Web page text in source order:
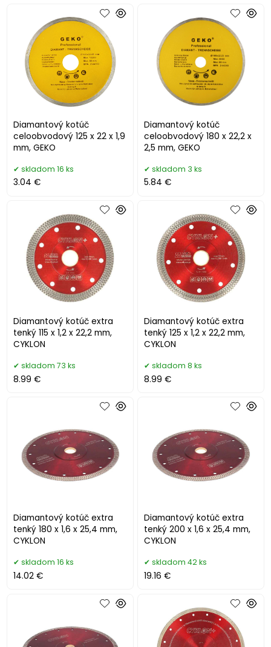
Diamantový kotúč
celoobvodový 125 x 22 x 1,9
mm, GEKO
skladom 16 ks
3.04 €
Diamantový kotúč
celoobvodový 180 x 22,2 x
2,5 mm, GEKO
skladom 3 ks
5.84 €
Diamantový kotúč extra
tenký 115 x 1,2 x 22,2 mm,
CYKLON
skladom 73 ks
8.99 €
Diamantový kotúč extra
tenký 125 x 1,2 x 22,2 mm,
CYKLON
skladom 8 ks
8.99 €
Diamantový kotúč extra
tenký 180 x 1,6 x 25,4 mm,
CYKLON
skladom 16 ks
14.02 €
Diamantový kotúč extra
tenký 200 x 1,6 x 25,4 mm,
CYKLON
skladom 42 ks
19.16 €